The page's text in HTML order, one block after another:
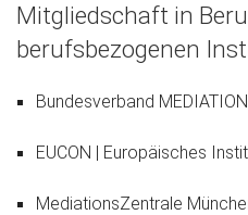
Mitgliedschaft in
berufsbezogenen
Bundesverband MEDIATION
EUCON | Europäisches
MediationsZentrale